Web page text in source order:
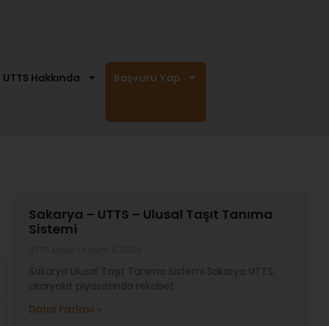
UTTS Hakkında Başvuru Yap
Sakarya – UTTS – Ulusal Taşıt Tanıma
Sistemi
Sakarya Ulusal Taşıt Tanıma Sistemi Sakarya UTTS,
akaryakıt piyasasında rekabet
Daha Fazlası »